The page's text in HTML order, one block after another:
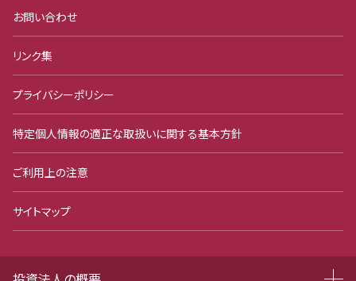
お問い合わせ
リンク集
プライバシーポリシー
特定個人情報の適正な取扱いに関する基本方針
ご利用上の注意
サイトマップ